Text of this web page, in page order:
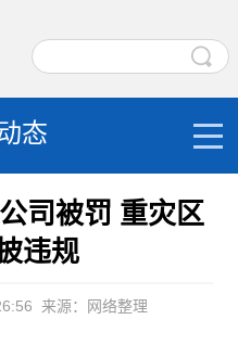
态
司被罚 重灾区
违规
来源：网络整理